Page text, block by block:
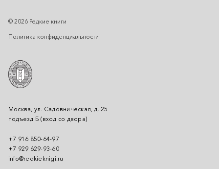
Москва, ул. Садовническая, д. 25
подъезд Б (вход со двора)
+7 916 850-64-97
+7 929 629-93-60
info@redkieknigi.ru
© 2026 Редкие книги
Политика конфиденциальности